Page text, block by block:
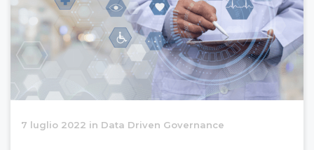
7 luglio 2022 in Data Driven Governance